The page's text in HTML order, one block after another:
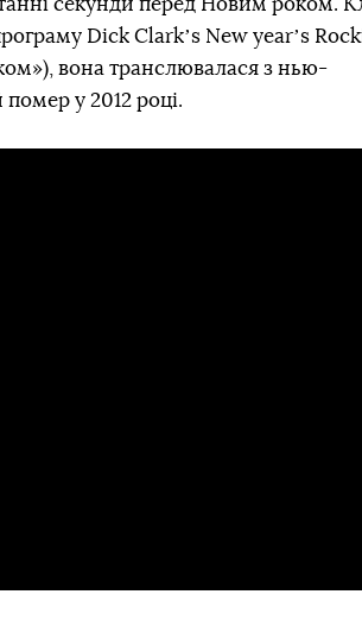
Dick Сlarkʼs New yearʼs
вона транслювалася з нью-
у 2012 році.